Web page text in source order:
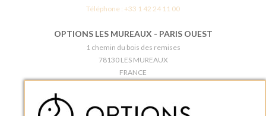
Téléphone : +33 1 42 24 11 00
OPTIONS LES MUREAUX - PARIS OUEST
1 chemin du bois des remises
78130 LES MUREAUX
FRANCE
BOUTIQUE OPTIONS - PARIS 5E